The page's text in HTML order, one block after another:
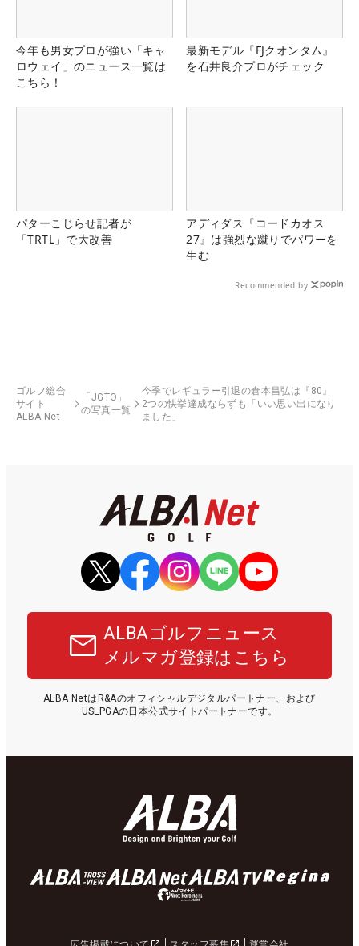
今年も男女プロが強い「キャ
ロウェイ」のニュース一覧は
こちら！
最新モデル『FJクオンタム』
を石井良介プロがチェック
パターこじらせ記者が
「TRTL」で大改善
アディダス『コードカオス
27』は強烈な蹴りでパワーを
生む
Recommended by
ゴルフ総合
サイト
ALBA Net
「JGTO」
の写真一覧
今季でレギュラー引退の倉本昌弘は『80』
2つの快挙達成ならずも「いい思い出になり
ました」
ALBAゴルフニュース
メルマガ登録はこちら
ALBA NetはR&Aのオフィシャルデジタルパートナー、および
USLPGAの日本公式サイトパートナーです。